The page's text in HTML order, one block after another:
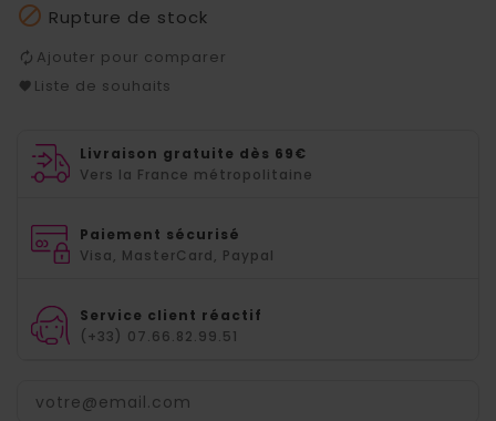
 Rupture de stock
Ajouter pour comparer
Liste de souhaits
Livraison gratuite dès 69€
Vers la France métropolitaine
Paiement sécurisé
Visa, MasterCard, Paypal
Service client réactif
(+33) 07.66.82.99.51